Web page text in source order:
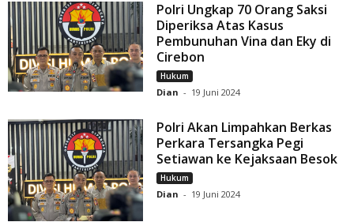
Polri Ungkap 70 Orang Saksi
Diperiksa Atas Kasus
Pembunuhan Vina dan Eky di
Cirebon
Hukum
Dian - 19 Juni 2024
Polri Akan Limpahkan Berkas
Perkara Tersangka Pegi
Setiawan ke Kejaksaan Besok
Hukum
Dian - 19 Juni 2024